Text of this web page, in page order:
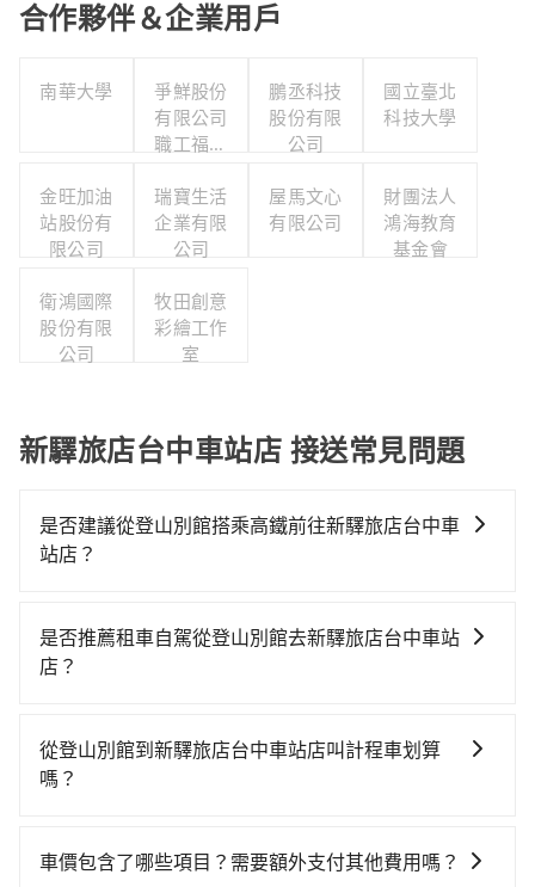
合作夥伴＆企業用戶
南華大學
爭鮮股份
有限公司
職工福利
鵬丞科技
股份有限
公司
國立臺北
科技大學
金旺加油
站股份有
限公司
瑞寶生活
企業有限
公司
屋馬文心
有限公司
財團法人
鴻海教育
基金會
衛鴻國際
股份有限
公司
牧田創意
彩繪工作
室
新驛旅店台中車站店 接送常見問題
是否建議從登山別館搭乘高鐵前往新驛旅店台中車
站店？
較貴、費時，且難叫計程車前往高鐵站！從最早06:21一
直到23:27，嘉義-台中一天最多有60班次高鐵可搭乘。
抵達高鐵站後，步行進站、現場購票並於月台排隊的時
間約15分鐘，再乘坐22~35分鐘（平均28分）的高鐵從
鐘、車費400元後，抵達新驛旅店台中車站店 (台中市東
是否推薦租車自駕從登山別館去新驛旅店台中車站
店？
時不需要閉目養神（因為要自己開車），最重要的是你
當天就要來回，那在嘉義路邊可隨租隨借的iRent應該是
別館到新驛旅店台中車站店的花費預估為
從登山別館到新驛旅店台中車站店叫計程車划算
嗎？
灣大車隊。依照里程跳錶計算，價格約為3,255~4,900元
車價包含了哪些項目？需要額外支付其他費用嗎？